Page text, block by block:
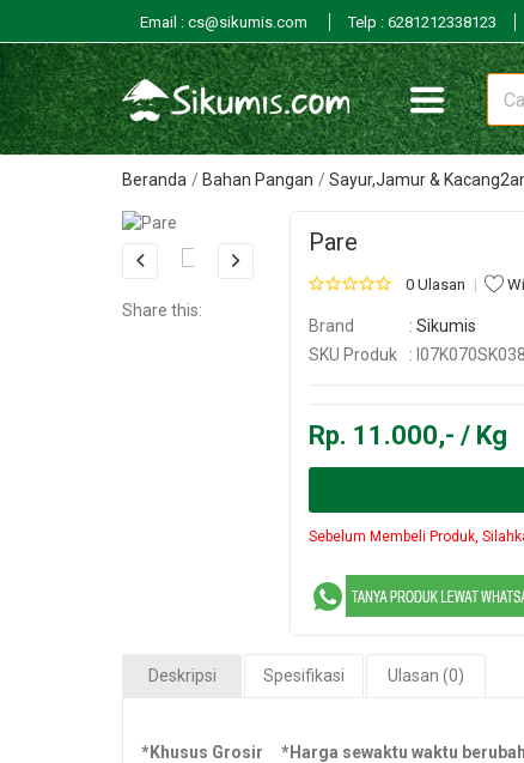
Email : cs@sikumis.com Telp : 6281212338123
Beranda Bahan Pangan Sayur,Jamur &
Share this:
Pare
0 Ulasan
Brand : Sikumis
SKU Produk
:
Rp. 11.000,- / Kg
Sebelum Membeli Produk,
Deskripsi Spesifikasi Ulasan (0)
*Khusus Grosir *Harga sewaktu waktu